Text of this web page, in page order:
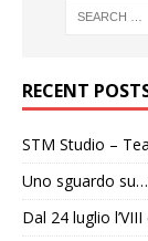
RECENT
STM Studio –
Uno sguardo
Dal 24 luglio